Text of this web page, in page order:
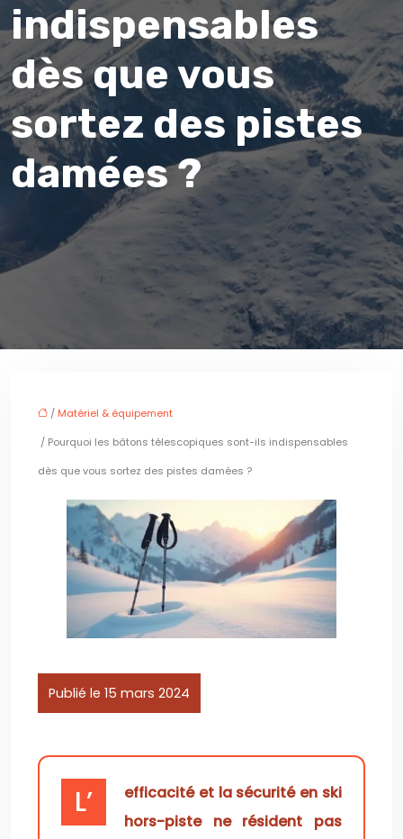
indispensables
dès que vous
sortez des pistes
damées ?
/ Matériel & équipement
/ Pourquoi les bâtons télescopiques sont-ils indispensables
dès que vous sortez des pistes damées ?
Publié le 15 mars 2024
L’efficacité et la sécurité en ski
hors-piste ne résident pas